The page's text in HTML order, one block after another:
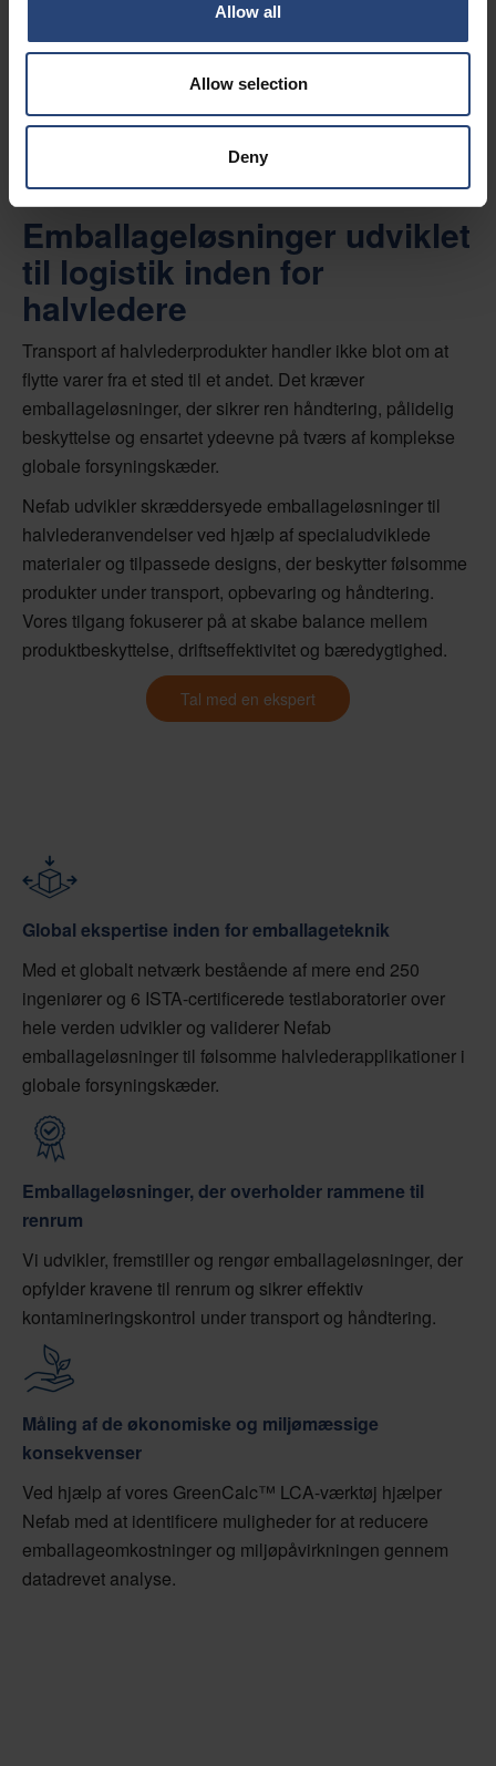
Allow all
Allow selection
Deny
Emballageløsninger udviklet
til logistik inden for
halvledere
Transport af halvlederprodukter handler ikke blot om at
flytte varer fra et sted til et andet. Det kræver
emballageløsninger, der sikrer ren håndtering, pålidelig
beskyttelse og ensartet ydeevne på tværs af komplekse
globale forsyningskæder.
Nefab udvikler skræddersyede emballageløsninger til
halvlederanvendelser ved hjælp af specialudviklede
materialer og tilpassede designs, der beskytter følsomme
produkter under transport, opbevaring og håndtering.
Vores tilgang fokuserer på at skabe balance mellem
produktbeskyttelse, driftseffektivitet og bæredygtighed.
Tal med en ekspert
Global ekspertise inden for emballageteknik
Med et globalt netværk bestående af mere end 250
ingeniører og 6 ISTA-certificerede testlaboratorier over
hele verden udvikler og validerer Nefab
emballageløsninger til følsomme halvlederapplikationer i
globale forsyningskæder.
Emballageløsninger, der overholder rammene til
renrum
Vi udvikler, fremstiller og rengør emballageløsninger, der
opfylder kravene til renrum og sikrer effektiv
kontamineringskontrol under transport og håndtering.
Måling af de økonomiske og miljømæssige
konsekvenser
Ved hjælp af vores GreenCalc™ LCA-værktøj hjælper
Nefab med at identificere muligheder for at reducere
emballageomkostninger og miljøpåvirkningen gennem
datadrevet analyse.